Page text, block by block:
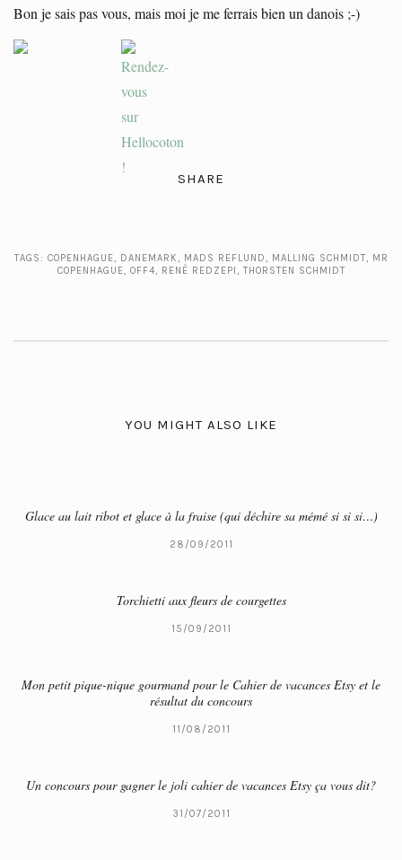
Bon je sais pas vous, mais moi je me ferrais bien un danois ;-)
SHARE
TAGS: COPENHAGUE, DANEMARK, MADS REFLUND, MALLING SCHMIDT, MR
COPENHAGUE, OFF4, RENÉ REDZEPI, THORSTEN SCHMIDT
YOU MIGHT ALSO LIKE
Glace au lait ribot et glace à la fraise (qui déchire sa mémé si si si…)
28/09/2011
Torchietti aux fleurs de courgettes
15/09/2011
Mon petit pique-nique gourmand pour le Cahier de vacances Etsy et le
résultat du concours
11/08/2011
Un concours pour gagner le joli cahier de vacances Etsy ça vous dit?
31/07/2011